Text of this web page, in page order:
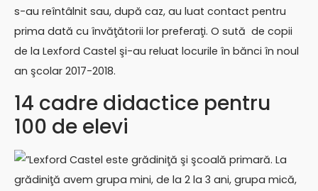
s-au reîntâlnit sau, după caz, au luat contact pentru
prima dată cu învăţătorii lor preferaţi. O sută de copii
de la Lexford Castel şi-au reluat locurile în bănci în noul
an şcolar 2017-2018.
14 cadre didactice pentru
100 de elevi
”Lexford Castel este grădiniţă şi şcoală primară. La
grădiniţă avem grupa mini, de la 2 la 3 ani, grupa mică,